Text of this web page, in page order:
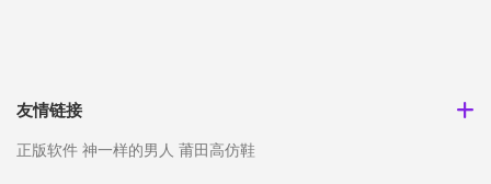
友情链接
正版软件 神一样的男人 莆田高仿鞋